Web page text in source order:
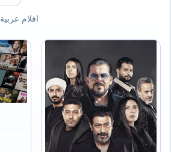
Movies · |AR| افلام عربية 2024/2025